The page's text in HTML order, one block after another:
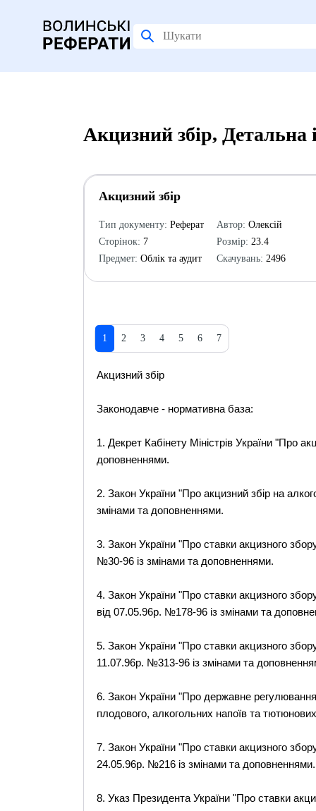
Акцизний збір, Детальна
Акцизний збір
Тип документу: Реферат
Сторінок: 7
Предмет: Облік та аудит
Автор: Олексій
Розмір: 23.4
Скачувань: 2496
1 2 3 4 5 6 7
Акцизний збір
Законодавче - нормативна база:
1. Декрет Кабінету Міністрів України "Про
доповненнями.
2. Закон України "Про акцизний збір на
змінами та доповненнями.
3. Закон України "Про ставки акцизного
№30-96 із змінами та доповненнями.
4. Закон України "Про ставки акцизного
від 07.05.96р. №178-96 із змінами та
5. Закон України "Про ставки акцизного
11.07.96р. №313-96 із змінами та
6. Закон України "Про державне
плодового, алкогольних напоїв та
7. Закон України "Про ставки акцизного
24.05.96р. №216 із змінами та доповненнями.
8. Указ Президента України "Про ставки